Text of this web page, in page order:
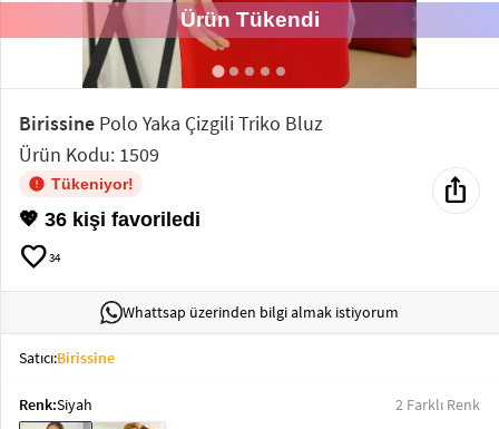
Tunik
Sweatshirt
T-Shirt
Ürün Tükendi
Birissine Polo Yaka Çizgili Triko Bluz
Ürün Kodu: 1509
Tükeniyor!
💖 36 kişi favoriledi
favorite34
ios_share
Whattsap üzerinden bilgi almak istiyorum
Satıcı:Birissine
Renk:Siyah 2 Farklı Renk